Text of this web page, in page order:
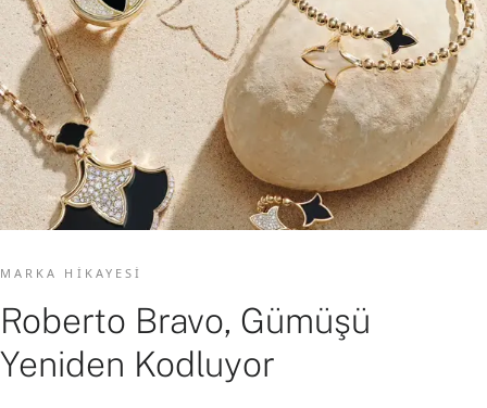
MARKA HIKAYESI
Roberto Bravo, Gümüşü
Yeniden Kodluyor